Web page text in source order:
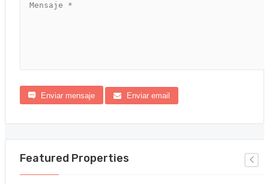
Enviar mensaje Enviar email
Featured Properties